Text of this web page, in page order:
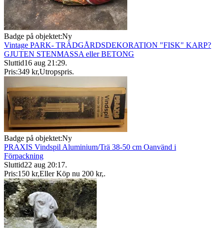
Badge på objektet:Ny
Vintage PARK- TRÄDGÅRDSDEKORATION "FISK" KARP?
GJUTEN STENMASSA eller BETONG
Sluttid16 aug 21:29.
Pris:349 kr,Utropspris.
Badge på objektet:Ny
PRAXIS Vindspil Aluminium/Trä 38-50 cm Oanvänd i
Förpackning
Sluttid22 aug 20:17.
Pris:150 kr,Eller Köp nu 200 kr,.